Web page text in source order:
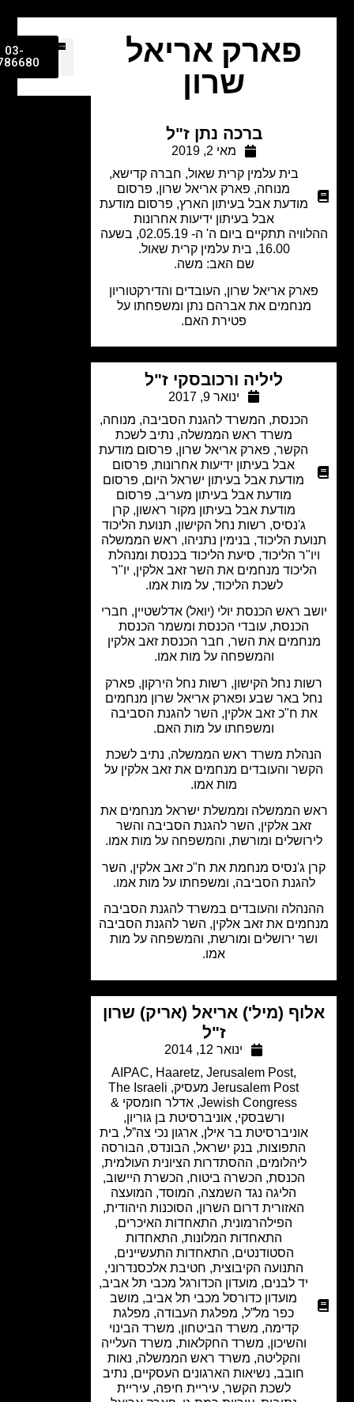
פארק אריאל
שרון
ברכה נתן ז"ל
מאי 2, 2019
בית עלמין קרית שאול,חברה קדישא,
מנוחה
פארק אריאל שרון,פרסום
מודעת אבל בעיתון הארץ,פרסום מודעת
אבל בעיתון ידיעות אחרונות
ההלוויה תתקיים ביום ה' ה- 02.05.19, בשעה
שם האב: משה.
אריאל שרון, העובדים והדירקטוריון
מנחמים את אברהם נתן ומשפחתו על
פטירת האם.
ליליה ורכובסקי ז"ל
ינואר 9, 2017
,המשרד להגנת הסביבה,מנוחה,
משרד ראש הממשלה,נתיב לשכת
פארק אריאל שרון,פרסום מודעת
אבל בעיתון ידיעות אחרונות,פרסום
מודעת אבל בעיתון ישראל היום,פרסום
מודעת אבל בעיתון מעריב, פרסום
מודעת אבל בעיתון מקור ראשון,קרן
רשות נחל הקישון, תנועת הליכוד
הליכוד, בנימין נתניהו, ראש הממשלה
הליכוד, סיעת הליכוד בכנסת ומנהלת
מנחמים את השר זאב אלקין, יו"ר
לשכת הליכוד, על מות אמו.
ראש הכנסת יולי (יואל) אדלשטיין, חברי
הכנסת, עובדי הכנסת ומשמר הכנסת
את השר, חבר הכנסת זאב אלקין
והמשפחה על מות אמו.
נחל הקישון, רשות נחל הירקון, פארק
באר שבע ופארק אריאל שרון מנחמים
ח"כ זאב אלקין, השר להגנת הסביבה
ומשפחתו על מות האם.
משרד ראש הממשלה, נתיב לשכת
והעובדים מנחמים את זאב אלקין על
מות אמו.
הממשלה וממשלת ישראל מנחמים את
זאב אלקין, השר להגנת הסביבה והשר
ומורשת, והמשפחה על מות אמו.
ג'נסיס מנחמת את ח"כ זאב אלקין, השר
הסביבה, ומשפחתו על מות אמו.
והעובדים במשרד להגנת הסביבה
את זאב אלקין, השר להגנת הסביבה
ירושלים ומורשת, והמשפחה על מות
(מיל') אריאל (אריק) שרון
ינואר 12, 2014
AIPAC,Haaretz, Jerusalem Post
Jerusalem Post מעסיק
,
The Israeli
Jewish Congress
,אדלר חומסקי &
ורשבסקי,אוניברסיטת בן גוריון ,
אוניברסיטת בר אילן ,ארגון נכי צה”ל,בית
התפוצות,בנק ישראל, הבונדס ,הבורסה
ליהלומים,ההסתדרות הציונית העולמית,
,הכשרה ביטוח, הכשרת היישוב,
הליגה נגד השמצה ,המוסד, המועצה
האזורית דרום השרון,הסוכנות היהודית ,
הפילהרמונית,התאחדות האיכרים,
התאחדות המלונות,התאחדות
הסטודנטים,התאחדות התעשיינים,
התנועה הקיבוצית,חטיבת אלכסנדרוני,
יד לבנים,מועדון הכדורגל מכבי תל אביב,
מועדון כדורסל מכבי תל אביב,מושב
כפר מל”ל,מפלגת העבודה ,מפלגת
משרד הביטחון,משרד הבינוי
,משרד החקלאות,משרד העלייה
והקליטה,משרד ראש הממשלה,נאות
נשיאות הארגונים העסקיים,נתיב
לשכת הקשר, עיריית חיפה,עיריית
03-
9786680